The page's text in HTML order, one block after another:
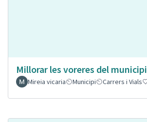
Millorar les voreres del municipi
Mireia vicaria
Municipi Carrers i Vials